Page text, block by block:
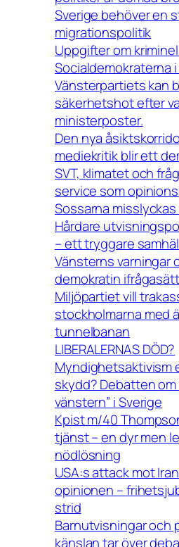
Sverige behöver en
migrationspolitik
Uppgifter om
Socialdemokraterna
Vänsterpartiets kan
säkerhetshot efter
ministerposter.
Den nya
mediekritik blir ett
SVT, klimatet och
service som
Sossarna
Hårdare
– ett tryggare
Vänsterns varningar
demokratin
Miljöpartiet vill
stockholmarna med
tunnelbanan
LIBERALERNAS DÖD?
Myndighetsaktivism
skydd? Debatten om
vänstern” i Sverige
Kpist m/40
tjänst – en dyr men
nödlösning
USA:s attack mot
opinionen –
strid
Barnutvisningar och
känslan tar över